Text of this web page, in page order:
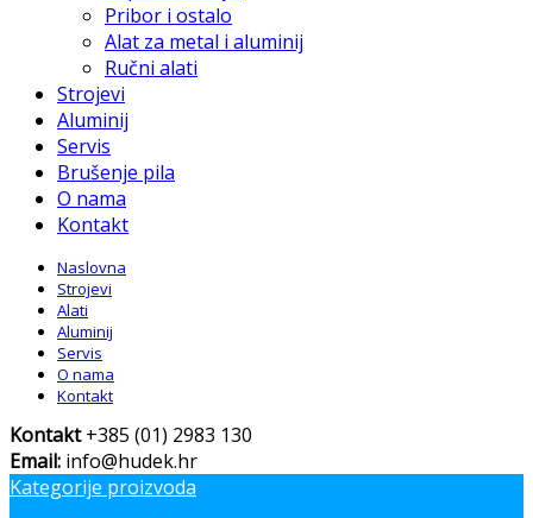
Pribor i ostalo
Alat za metal i aluminij
Ručni alati
Strojevi
Aluminij
Servis
Brušenje pila
O nama
Kontakt
Naslovna
Strojevi
Alati
Aluminij
Servis
O nama
Kontakt
Kontakt+385 (01) 2983 130
Email: info@hudek.hr
Kategorije proizvoda